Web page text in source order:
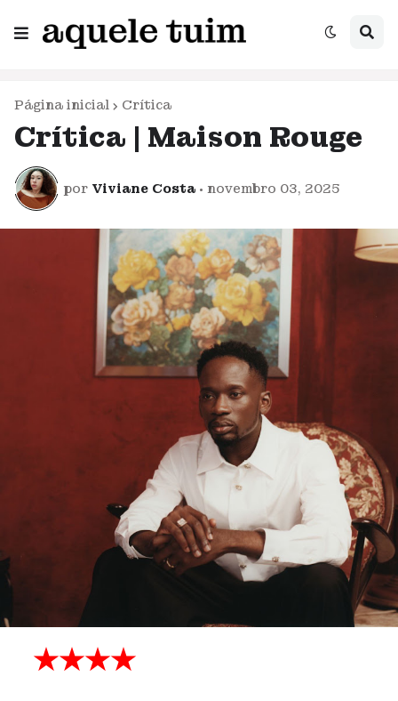
Página inicial Crítica
Crítica | Maison Rouge
por Viviane Costa • novembro 03, 2025
★★★★